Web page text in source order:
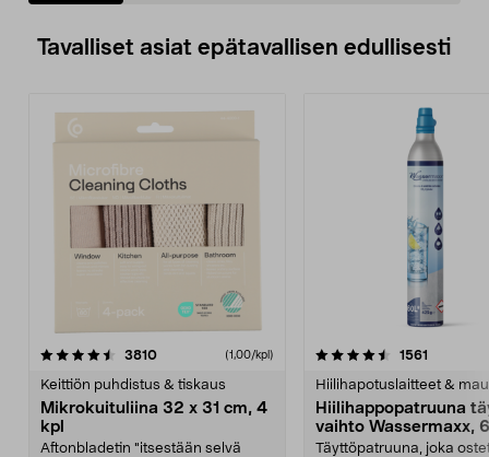
Tavalliset asiat epätavallisen edullisesti
3810arvostelut (1,00/kpl)
Keittiön puhdistus & tiskaus
Mikrokuituliina 32 x 31 cm, 4
kpl
Aftonbladetin "itsestään selvä
4.5viidestä
1561
Hiilihapotuslaitteet &
Hiilihappopatruuna
vaihto Wassermaxx,
Täyttöpatruuna, joka
4.5viidestä